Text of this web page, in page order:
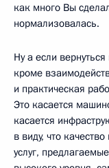
как много Вы
нормализовалась.
Ну а если
кроме
и практическая
Это касается
касается
в виду, что
услуг,